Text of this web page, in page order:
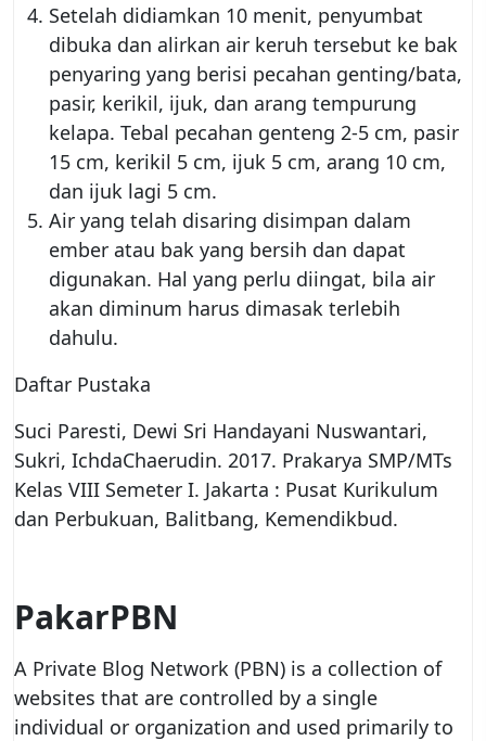
Setelah didiamkan 10 menit, penyumbat
dibuka dan alirkan air keruh tersebut ke bak
penyaring yang berisi pecahan genting/bata,
pasir, kerikil, ijuk, dan arang tempurung
kelapa. Tebal pecahan genteng 2-5 cm, pasir
15 cm, kerikil 5 cm, ijuk 5 cm, arang 10 cm,
dan ijuk lagi 5 cm.
Air yang telah disaring disimpan dalam
ember atau bak yang bersih dan dapat
digunakan. Hal yang perlu diingat, bila air
akan diminum harus dimasak terlebih
dahulu.
Daftar Pustaka
Suci Paresti, Dewi Sri Handayani Nuswantari,
Sukri, IchdaChaerudin. 2017. Prakarya SMP/MTs
Kelas VIII Semeter I. Jakarta : Pusat Kurikulum
dan Perbukuan, Balitbang, Kemendikbud.
PakarPBN
A Private Blog Network (PBN) is a collection of
websites that are controlled by a single
individual or organization and used primarily to